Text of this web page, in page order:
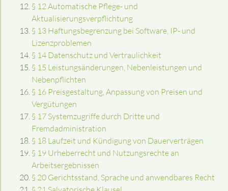
§ 12 Automatische Pflege- und
Aktualisierungsverpflichtung
§ 13 Haftungsbegrenzung bei Software, IP- und
Lizenzproblemen
§ 14 Datenschutz und Vertraulichkeit
§ 15 Leistungsänderungen, Nebenleistungen und
Nebenpflichten
§ 16 Preisgestaltung, Anpassung von Preisen und
Vergütungen
§ 17 Systemzugriffe durch Dritte und
Fremdadministration
§ 18 Laufzeit und Kündigung von Dauerverträgen
§ 19 Urheberrecht und Nutzungsrechte an
Arbeitsergebnissen
§ 20 Gerichtsstand, Sprache und anwendbares Recht